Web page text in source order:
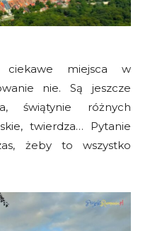
miejsca w
nie. Są jeszcze
świątynie różnych
twierdza… Pytanie
żeby to wszystko